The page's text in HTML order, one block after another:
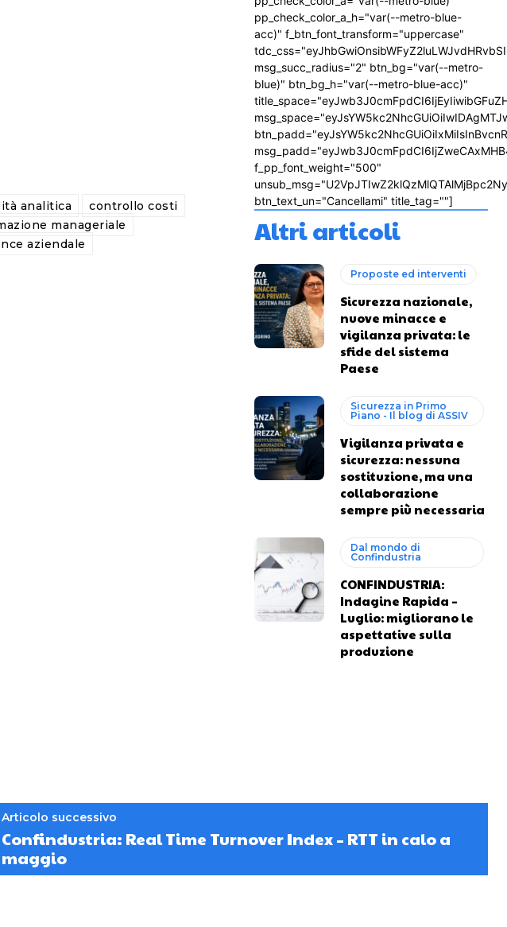
analitica
controllo costi
manageriale
aziendale
pp_check_color_a_h="var(--metro-blue-
acc)" f_btn_font_transform="uppercase"
msg_succ_radius="2" btn_bg="var(--metro-
blue)" btn_bg_h="var(--metro-blue-acc)"
f_pp_font_weight="500"
btn_text_un="Cancellami" title_tag=""]
Altri articoli
Proposte ed interventi
Sicurezza nazionale,
nuove minacce e
vigilanza privata: le
sfide del sistema
Paese
Sicurezza in Primo
Piano - Il blog di ASSIV
Vigilanza privata e
sicurezza: nessuna
sostituzione, ma una
collaborazione
sempre più necessaria
Dal mondo di
Confindustria
CONFINDUSTRIA:
Indagine Rapida –
Luglio: migliorano le
aspettative sulla
produzione
Articolo successivo
Confindustria: Real Time Turnover Index – RTT in calo a
maggio